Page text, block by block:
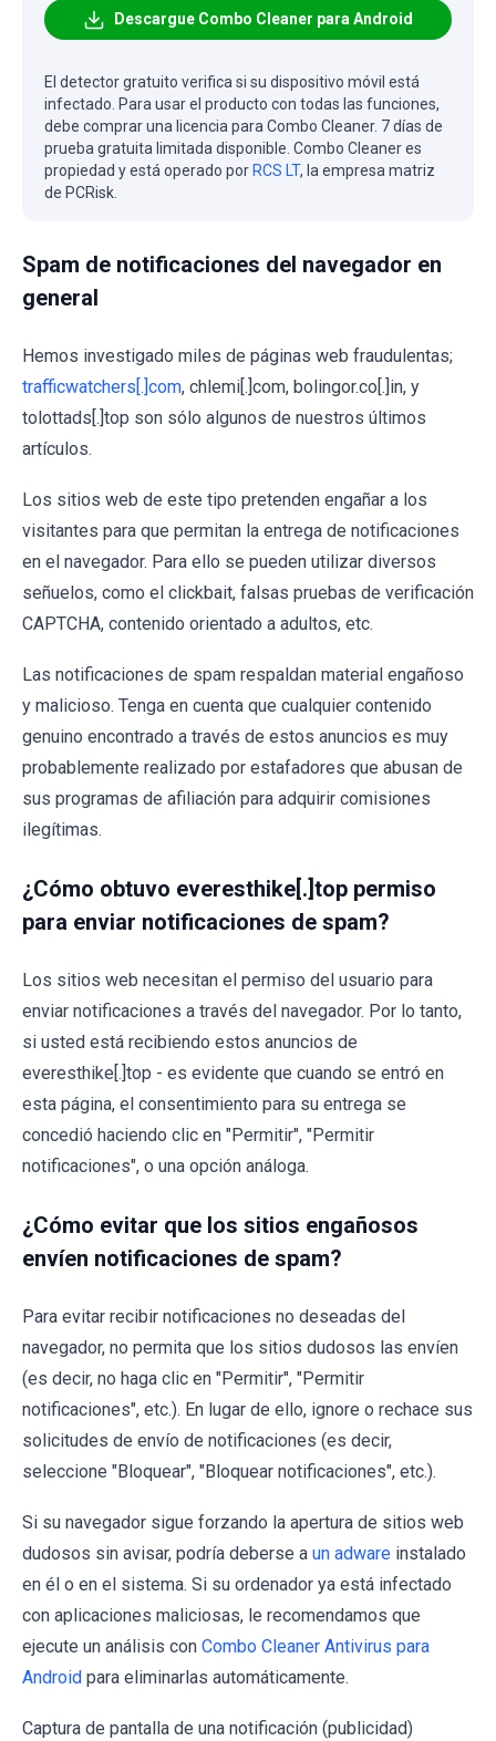
Descargue Combo Cleaner para Android
El detector gratuito verifica si su dispositivo móvil está
infectado. Para usar el producto con todas las funciones,
debe comprar una licencia para Combo Cleaner. 7 días de
prueba gratuita limitada disponible. Combo Cleaner es
propiedad y está operado por RCS LT, la empresa matriz
de PCRisk.
Spam de notificaciones del navegador en
general
Hemos investigado miles de páginas web fraudulentas;
trafficwatchers[.]com, chlemi[.]com, bolingor.co[.]in, y
tolottads[.]top son sólo algunos de nuestros últimos
artículos.
Los sitios web de este tipo pretenden engañar a los
visitantes para que permitan la entrega de notificaciones
en el navegador. Para ello se pueden utilizar diversos
señuelos, como el clickbait, falsas pruebas de verificación
CAPTCHA, contenido orientado a adultos, etc.
Las notificaciones de spam respaldan material engañoso
y malicioso. Tenga en cuenta que cualquier contenido
genuino encontrado a través de estos anuncios es muy
probablemente realizado por estafadores que abusan de
sus programas de afiliación para adquirir comisiones
ilegítimas.
¿Cómo obtuvo everesthike[.]top permiso
para enviar notificaciones de spam?
Los sitios web necesitan el permiso del usuario para
enviar notificaciones a través del navegador. Por lo tanto,
si usted está recibiendo estos anuncios de
everesthike[.]top - es evidente que cuando se entró en
esta página, el consentimiento para su entrega se
concedió haciendo clic en "Permitir", "Permitir
notificaciones", o una opción análoga.
¿Cómo evitar que los sitios engañosos
envíen notificaciones de spam?
Para evitar recibir notificaciones no deseadas del
navegador, no permita que los sitios dudosos las envíen
(es decir, no haga clic en "Permitir", "Permitir
notificaciones", etc.). En lugar de ello, ignore o rechace sus
solicitudes de envío de notificaciones (es decir,
seleccione "Bloquear", "Bloquear notificaciones", etc.).
Si su navegador sigue forzando la apertura de sitios web
dudosos sin avisar, podría deberse a un adware instalado
en él o en el sistema. Si su ordenador ya está infectado
con aplicaciones maliciosas, le recomendamos que
ejecute un análisis con Combo Cleaner Antivirus para
Android para eliminarlas automáticamente.
Captura de pantalla de una notificación (publicidad)